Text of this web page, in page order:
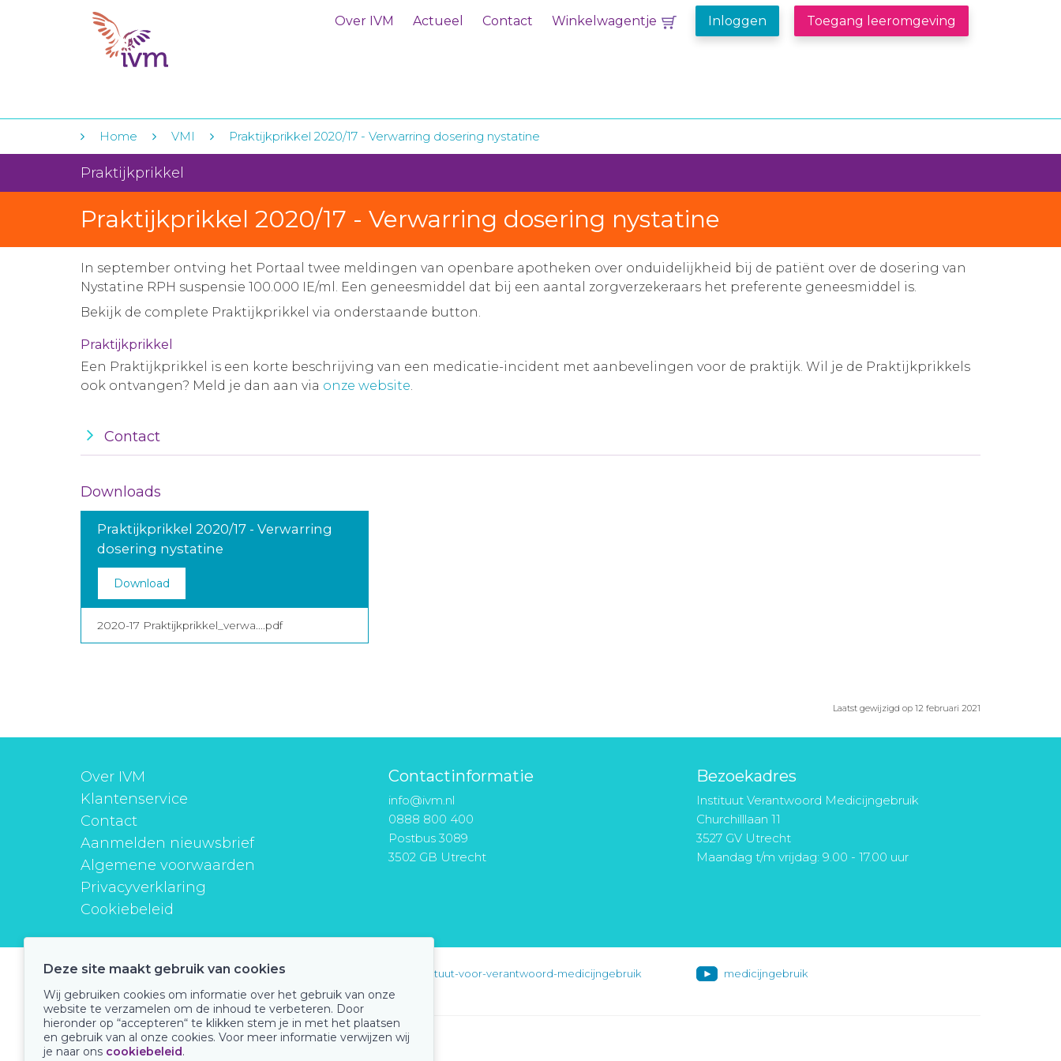
Over IVM Actueel Contact Winkelwagentje Inloggen Toegang leeromgeving
Home VMI Praktijkprikkel 2020/17 - Verwarring dosering nystatine
Praktijkprikkel
Praktijkprikkel 2020/17 - Verwarring dosering nystatine
In september ontving het Portaal twee meldingen van openbare apotheken over onduidelijkheid bij de patiënt over de dosering van
Nystatine RPH suspensie 100.000 IE/ml. Een geneesmiddel dat bij een aantal zorgverzekeraars het preferente geneesmiddel is.
Bekijk de complete Praktijkprikkel via onderstaande button.
Praktijkprikkel
Een Praktijkprikkel is een korte beschrijving van een medicatie-incident met aanbevelingen voor de praktijk. Wil je de Praktijkprikkels
ook ontvangen? Meld je dan aan via onze website.
Contact
Downloads
Praktijkprikkel 2020/17 - Verwarring
dosering nystatine
Download
2020-17 Praktijkprikkel_verwa....pdf
Laatst gewijzigd op 12 februari 2021
Over IVM
Klantenservice
Contact
Aanmelden nieuwsbrief
Algemene voorwaarden
Privacyverklaring
Cookiebeleid
Contactinformatie
info@ivm.nl
0888 800 400
Postbus 3089
3502 GB Utrecht
Bezoekadres
Instituut Verantwoord Medicijngebruik
Churchilllaan 11
3527 GV Utrecht
Maandag t/m vrijdag: 9.00 - 17.00 uur
instituutverantwoordmedicijngebruik instituut-voor-verantwoord-medicijngebruik medicijngebruik
Onze keurmerken
Deze site maakt gebruik van cookies
Wij gebruiken cookies om informatie over het gebruik van onze
website te verzamelen om de inhoud te verbeteren. Door
hieronder op “accepteren“ te klikken stem je in met het plaatsen
en gebruik van al onze cookies. Voor meer informatie verwijzen wij
je naar ons cookiebeleid.